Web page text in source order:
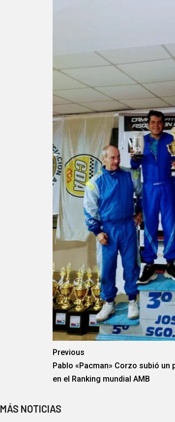
Previous
Pablo «Pacman» Corzo subió un
en el Ranking mundial AMB
MÁS NOTICIAS